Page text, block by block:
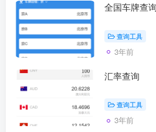
全国车牌查询
查询工具
3年前
汇率查询
查询工具
3年前